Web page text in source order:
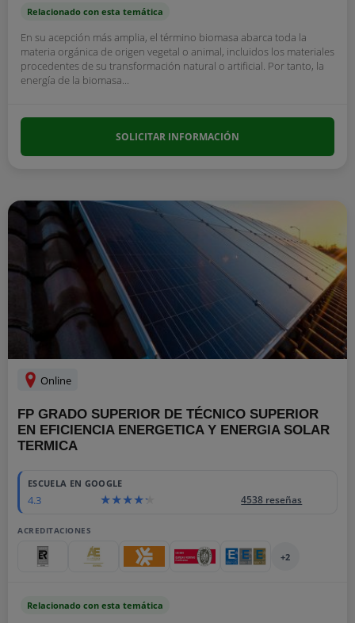
Relacionado con esta temática
En su acepción más amplia, el término biomasa abarca toda la
materia orgánica de origen vegetal o animal, incluidos los materiales
procedentes de su transformación natural o artificial. Por tanto, la
energía de la biomasa...
SOLICITAR INFORMACIÓN
Online
FP GRADO SUPERIOR DE TÉCNICO SUPERIOR
EN EFICIENCIA ENERGETICA Y ENERGIA SOLAR
TERMICA
ESCUELA EN GOOGLE
4.3 4538 reseñas
ACREDITACIONES
+2
Relacionado con esta temática